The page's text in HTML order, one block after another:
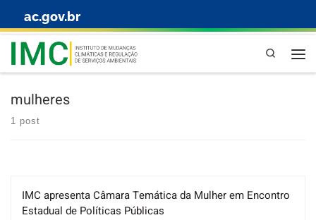
Skip to content
ac.gov.br
Pesquisa
mulheres
1 post
IMC apresenta Câmara Temática da Mulher em Encontro
Estadual de Políticas Públicas